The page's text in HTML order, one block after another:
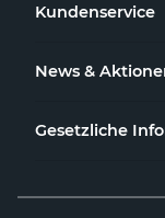
Kundenservice
News &
Gesetzliche